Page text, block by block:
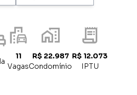
11
Vagas
R$ 22.987
Condomínio
R$ 12.073
IPTU